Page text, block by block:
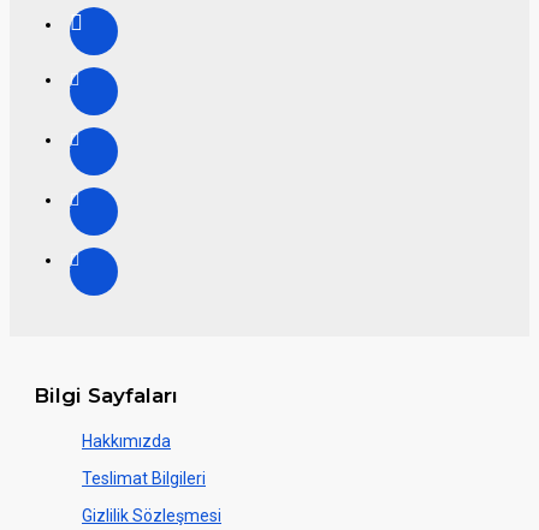
Bilgi Sayfaları
Hakkımızda
Teslimat Bilgileri
Gizlilik Sözleşmesi